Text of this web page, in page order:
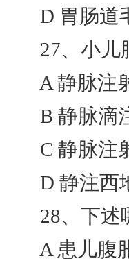
D 胃肠道毛
27、小儿肺
A 静脉注射
B 静脉滴
C 静脉注
D 静注西
28、下述哪
A 患儿腹